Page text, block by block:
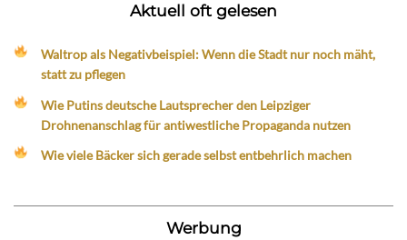
Aktuell oft gelesen
Waltrop als Negativbeispiel: Wenn die Stadt nur noch mäht,
statt zu pflegen
Wie Putins deutsche Lautsprecher den Leipziger
Drohnenanschlag für antiwestliche Propaganda nutzen
Wie viele Bäcker sich gerade selbst entbehrlich machen
Werbung